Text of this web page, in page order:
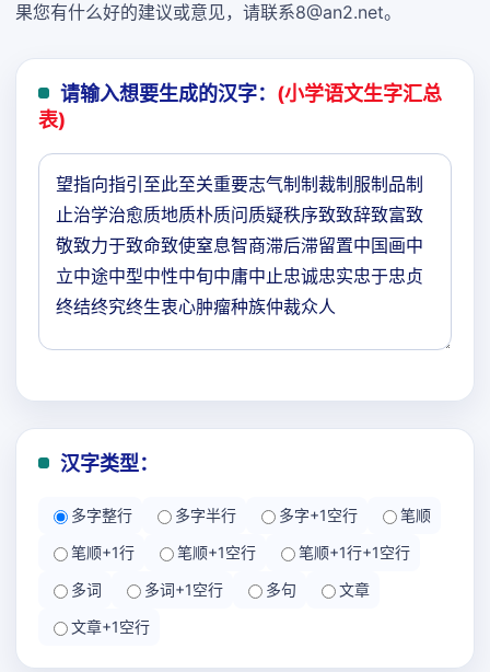
果您有什么好的建议或意见，请联系8@an2.net。
请输入想要生成的汉字： (小学语文生字汇总
表)
汉字类型：
多字整行 多字半行 多字+1空行
笔顺
笔顺+1行
笔顺+1空行
笔顺+1行+1空行
多词
多词+1空行 多句
文章
文章+1空行